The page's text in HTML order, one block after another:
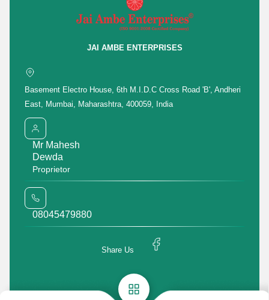
Get Price List Discuss Requirement
Enter Buying Requirement Details
JAI AMBE ENTERPRISES
Basement Electro House, 6th M.I.D.C Cross Road 'B', Andheri
East, Mumbai, Maharashtra, 400059, India
Mr Mahesh
Dewda
Proprietor
08045479880
Share Us